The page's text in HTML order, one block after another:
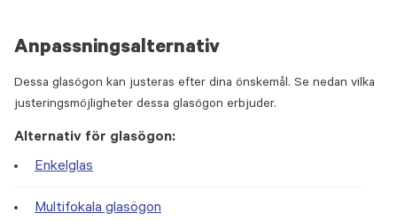
Anpassningsalternativ
Dessa glasögon kan justeras efter dina önskemål. Se nedan vilka
justeringsmöjligheter dessa glasögon erbjuder.
Alternativ för glasögon:
Enkelglas
Multifokala glasögon